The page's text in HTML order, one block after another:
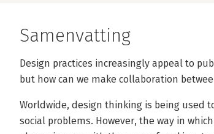
Samenvatting
Design practices increasingly appeal to
but how can we make collaboration
Worldwide, design thinking is being used
social problems. However, the way in